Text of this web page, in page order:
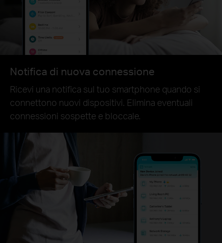
Notifica di nuova connessione
Ricevi una notifica sul tuo smartphone quando si
connettono nuovi dispositivi. Elimina eventuali
connessioni sospette e bloccale.